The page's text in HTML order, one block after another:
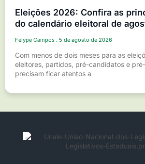
Eleições 2026: Confira as
do calendário eleitoral de
Felype Campos 5 de agosto de 2026
Com menos de dois meses para as
eleitores, partidos, pré-candidatos e
precisam ficar atentos a